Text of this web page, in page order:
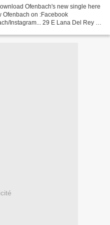
Ofenbach's new single here
Ofenbach on :Facebook
Instagram... 29 E Lana Del Rey -